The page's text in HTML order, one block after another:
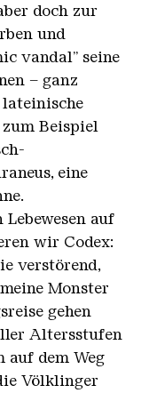
doch zur
und
vandal” seine
– ganz
lateinische
Beispiel
eine
auf
wir Codex:
verstörend,
Monster
gehen
Altersstufen
auf dem Weg
Völklinger